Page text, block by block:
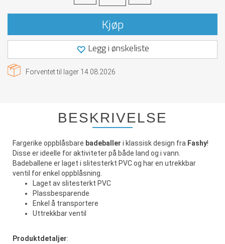
Kjøp
Legg i ønskeliste
Forventet til lager 14.08.2026
BESKRIVELSE
Fargerike oppblåsbare badeballer i klassisk design fra Fashy!
Disse er ideelle for aktiviteter på både land og i vann.
Badeballene er laget i slitesterkt PVC og har en utrekkbar
ventil for enkel oppblåsning.
Laget av slitesterkt PVC
Plassbesparende
Enkel å transportere
Uttrekkbar ventil
Produktdetaljer: